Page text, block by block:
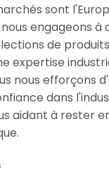
sont
nous engageons
de
expertise
nous efforçons
dans
aidant à rester